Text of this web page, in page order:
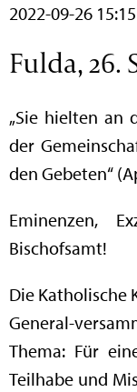
2022-09-26 15:15
Fulda, 26.
„Sie hielten an
der
den Gebeten“
Eminenzen,
Bischofsamt!
Die Katholische
General-
Thema: Für
Teilhabe und